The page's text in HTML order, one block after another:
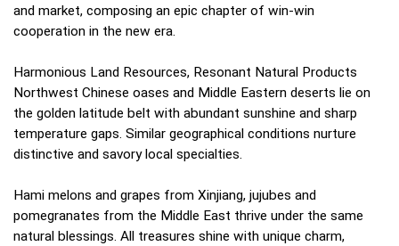
and market, composing an epic chapter of win-win
cooperation in the new era.
Harmonious Land Resources, Resonant Natural Products
Northwest Chinese oases and Middle Eastern deserts lie on
the golden latitude belt with abundant sunshine and sharp
temperature gaps. Similar geographical conditions nurture
distinctive and savory local specialties.
Hami melons and grapes from Xinjiang, jujubes and
pomegranates from the Middle East thrive under the same
natural blessings. All treasures shine with unique charm,